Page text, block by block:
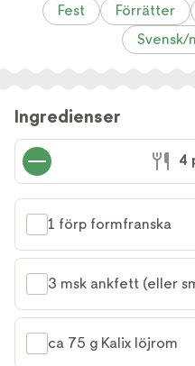
Fest Förrätter
Svensk/
Ingredienser
4
1 förp formfranska
3 msk ankfett (eller
ca 75 g Kalix löjrom